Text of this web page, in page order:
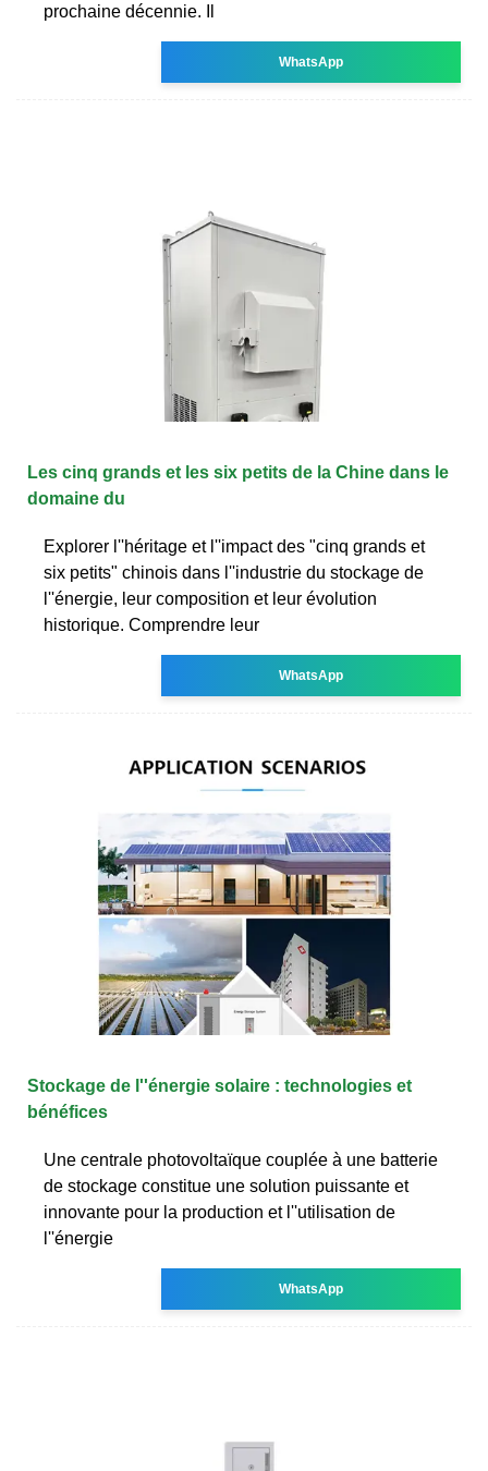
prochaine décennie. Il
WhatsApp
Les cinq grands et les six petits de la Chine dans le
domaine du
Explorer l''héritage et l''impact des "cinq grands et
six petits" chinois dans l''industrie du stockage de
l''énergie, leur composition et leur évolution
historique. Comprendre leur
WhatsApp
Stockage de l''énergie solaire : technologies et
bénéfices
Une centrale photovoltaïque couplée à une batterie
de stockage constitue une solution puissante et
innovante pour la production et l''utilisation de
l''énergie
WhatsApp